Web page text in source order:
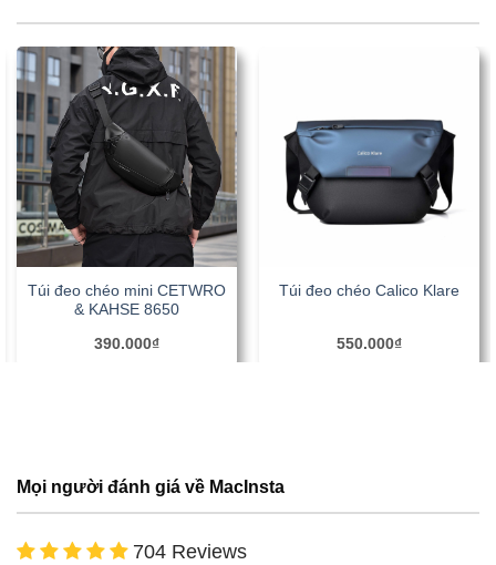
Túi đeo chéo mini CETWRO
& KAHSE 8650
390.000₫
Túi đeo chéo Calico Klare
550.000₫
Mọi người đánh giá về MacInsta
704 Reviews